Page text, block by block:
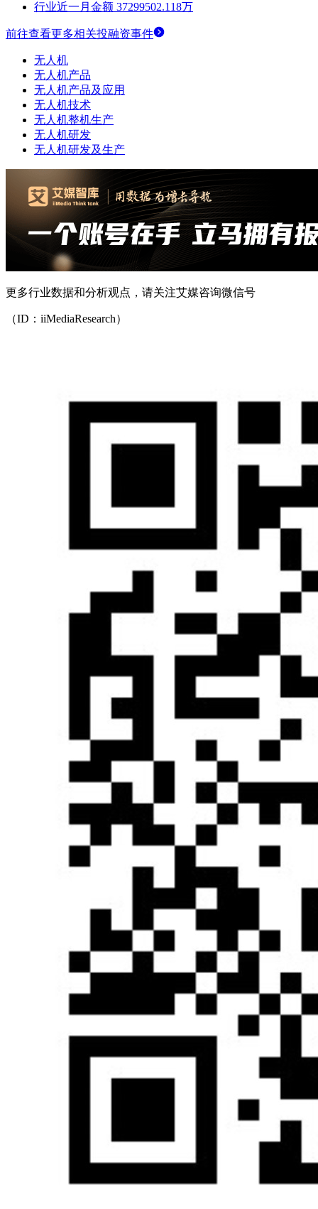
行业近一月金额 37299502.118万
前往查看更多相关投融资事件
无人机
无人机产品
无人机产品及应用
无人机技术
无人机整机生产
无人机研发
无人机研发及生产
更多行业数据和分析观点，请关注艾媒咨询微信号
（ID：iiMediaResearch）